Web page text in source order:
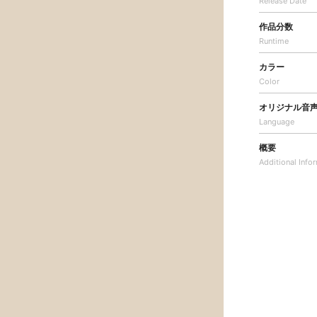
作品分数
Runtime
カラー
Color
オリジナル音
Language
概要
Additional